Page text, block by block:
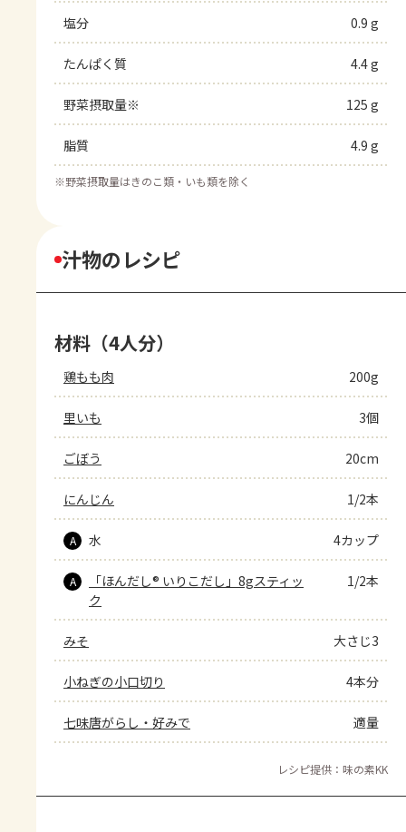
塩分 0.9 g
たんぱく質 4.4 g
野菜摂取量※ 125 g
脂質 4.9 g
※野菜摂取量はきのこ類・いも類を除く
汁物のレシピ
材料（4人分）
鶏もも肉 200g
里いも 3個
ごぼう 20cm
にんじん 1/2本
A 水 4カップ
A
「ほんだし® いりこだし」8gスティッ
ク
1/2本
みそ 大さじ3
小ねぎの小口切り 4本分
七味唐がらし・好みで 適量
レシピ提供：味の素KK